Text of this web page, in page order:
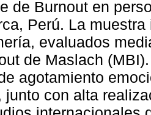
de Burnout en
Perú. La
evaluados
de Maslach
agotamiento
junto con alta